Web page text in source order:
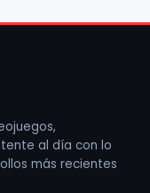
al día con lo
más recientes